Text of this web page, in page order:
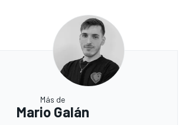
Más de
Mario Galán